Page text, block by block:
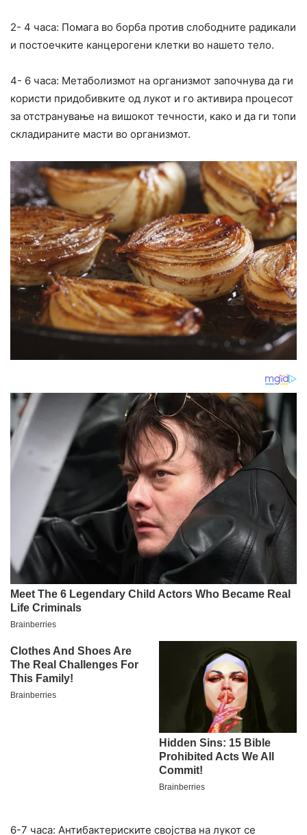
2- 4 часа: Помага во борба против слободните радикали
и постоечките канцерогени клетки во нашето тело.
4- 6 часа: Метаболизмот на организмот започнува да ги
користи придобивките од лукот и го активира процесот
за отстранување на вишокот течности, како и да ги топи
складираните масти во организмот.
6-7 часа: Антибактериските својства на лукот се